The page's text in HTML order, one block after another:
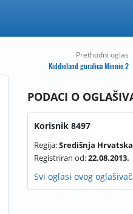
Prethodni oglas
Kiddieland guralica Minnie 2
PODACI O
Korisnik 8497
Regija:Središnja
Registriran od:22.08.2013.
Svi oglasi ovog